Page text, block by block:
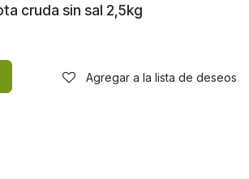
cruda sin sal 2,5kg
Agregar a la lista de deseos